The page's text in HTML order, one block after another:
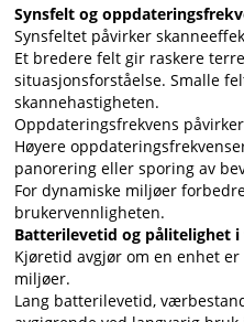
Synsfelt og
Synsfeltet påvirker
Et bredere felt gir raskere
situasjonsforståelse. Smalle
skannehastigheten.
Oppdateringsfrekvens
Høyere
panorering eller sporing av
For dynamiske miljøer
brukervennligheten.
Batterilevetid og pålitelighet
Kjøretid avgjør om en enhet
miljøer.
Lang batterilevetid,